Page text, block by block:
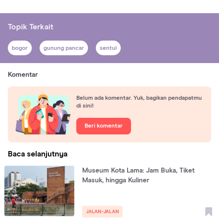
Topik Terkait
bogor gunung pancar sentul
Komentar
Belum ada komentar. Yuk, bagikan pendapatmu
di sini!
Beri komentar
Baca selanjutnya
Museum Kota Lama: Jam Buka, Tiket
Masuk, hingga Kuliner
JALAN-JALAN